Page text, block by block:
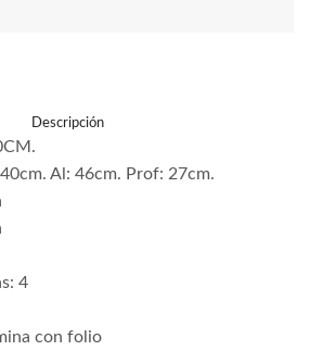
Descripción
Al: 46cm. Prof: 27cm.
4
con folio